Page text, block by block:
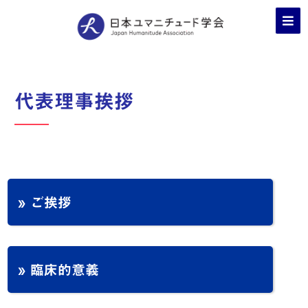
代表理事挨拶
» ご挨拶
» 臨床的意義